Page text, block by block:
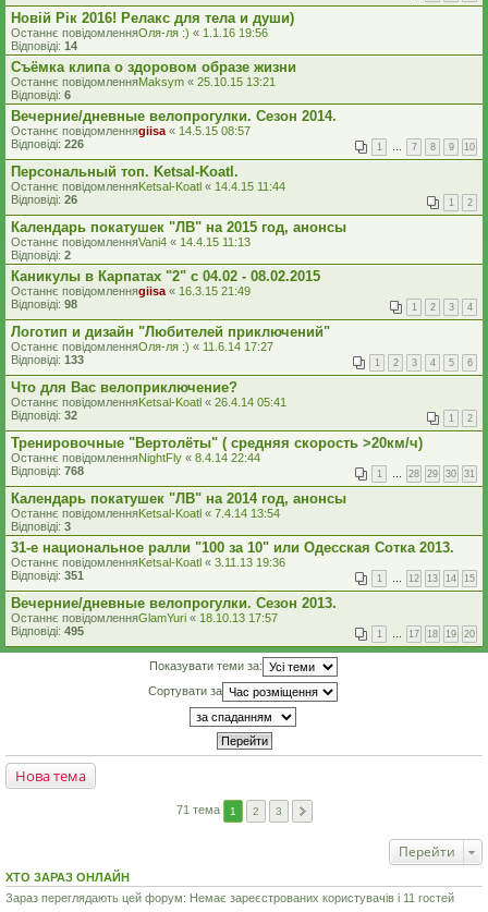
Новій Рік 2016! Релакс для тела и души)
Останнє повідомленняОля-ля :) « 1.1.16 19:56
Відповіді: 14
Съёмка клипа о здоровом образе жизни
Останнє повідомленняMaksym « 25.10.15 13:21
Відповіді: 6
Вечерние/дневные велопрогулки. Сезон 2014.
Останнє повідомленняgiisa « 14.5.15 08:57
Відповіді: 226 1 … 7 8 9 10
Персональный топ. Ketsal-Koatl.
Останнє повідомленняKetsal-Koatl « 14.4.15 11:44
Відповіді: 26 1 2
Календарь покатушек "ЛВ" на 2015 год, анонсы
Останнє повідомленняVani4 « 14.4.15 11:13
Відповіді: 2
Каникулы в Карпатах "2" с 04.02 - 08.02.2015
Останнє повідомленняgiisa « 16.3.15 21:49
Відповіді: 98 1 2 3 4
Логотип и дизайн "Любителей приключений"
Останнє повідомленняОля-ля :) « 11.6.14 17:27
Відповіді: 133 1 2 3 4 5 6
Что для Вас велоприключение?
Останнє повідомленняKetsal-Koatl « 26.4.14 05:41
Відповіді: 32 1 2
Тренировочные "Вертолёты" ( средняя скорость >20км/ч)
Останнє повідомленняNightFly « 8.4.14 22:44
Відповіді: 768 1 … 28 29 30 31
Календарь покатушек "ЛВ" на 2014 год, анонсы
Останнє повідомленняKetsal-Koatl « 7.4.14 13:54
Відповіді: 3
31-е национальное ралли "100 за 10" или Одесская Сотка 2013.
Останнє повідомленняKetsal-Koatl « 3.11.13 19:36
Відповіді: 351 1 … 12 13 14 15
Вечерние/дневные велопрогулки. Сезон 2013.
Останнє повідомленняGlamYuri « 18.10.13 17:57
Відповіді: 495 1 … 17 18 19 20
Показувати теми за:
Сортувати за
Нова тема
71 тема 1 2 3
Перейти
ХТО ЗАРАЗ ОНЛАЙН
Зараз переглядають цей форум: Немає зареєстрованих користувачів і 11 гостей